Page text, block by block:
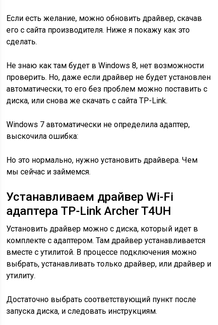
Если есть желание, можно обновить драйвер, скачав
его с сайта производителя. Ниже я покажу как это
сделать.
Не знаю как там будет в Windows 8, нет возможности
проверить. Но, даже если драйвер не будет установлен
автоматически, то его без проблем можно поставить с
диска, или снова же скачать с сайта TP-Link.
Windows 7 автоматически не определила адаптер,
выскочила ошибка:
Но это нормально, нужно установить драйвера. Чем
мы сейчас и займемся.
Устанавливаем драйвер Wi-Fi
адаптера TP-Link Archer T4UH
Установить драйвер можно с диска, который идет в
комплекте с адаптером. Там драйвер устанавливается
вместе с утилитой. В процессе подключения можно
выбрать, устанавливать только драйвер, или драйвер и
утилиту.
Достаточно выбрать соответствующий пункт после
запуска диска, и следовать инструкциям.